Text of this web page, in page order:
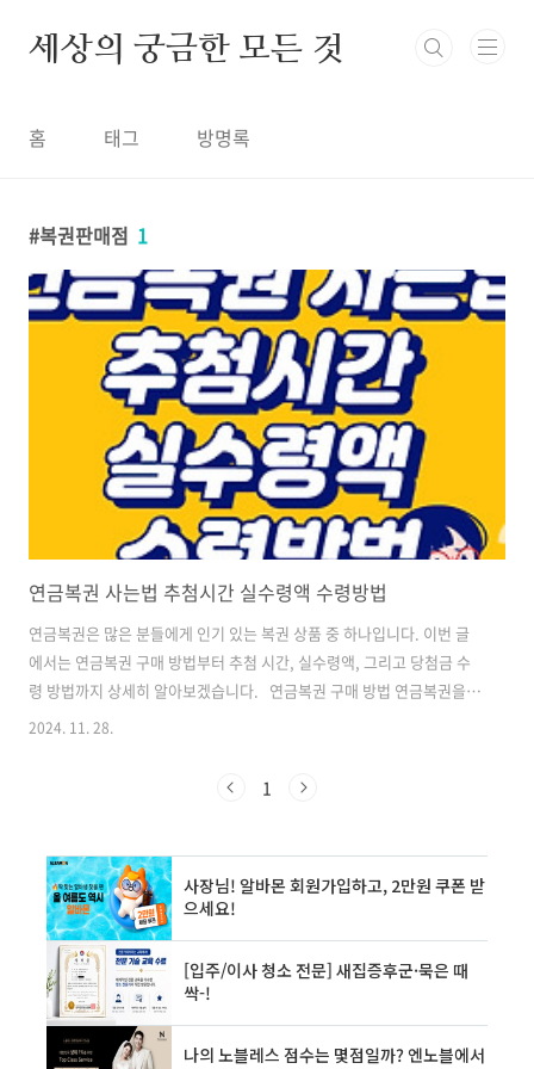
세상의 궁금한 모든 것
홈 태그 방명록
복권판매점 1
연금복권 사는법 추첨시간 실수령액 수령방법
연금복권은 많은 분들에게 인기 있는 복권 상품 중 하나입니다. 이번 글
에서는 연금복권 구매 방법부터 추첨 시간, 실수령액, 그리고 당첨금 수
령 방법까지 상세히 알아보겠습니다. 연금복권 구매 방법 연금복권을
구매하는 방법은 크게 두 가지로 나눌 수 있습니다. 판매점에서 직접 구
점에서 연금복권을 구매하는 방법은 다음과 같습니다. 1) 전국의 인쇄복
000000부터 999999까지의 번호로 구성되어 있습니다. 3) 선택한 복권
의 금액을 지불하고 구매합니다. 4) 구매한 복권의 번호를 꼭 확인하고,..
2024. 11. 28.
1